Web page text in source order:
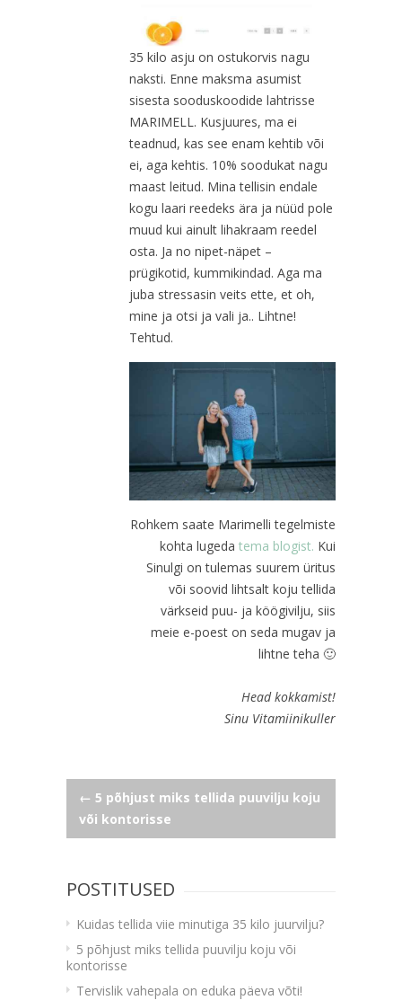
35 kilo asju on ostukorvis nagu
naksti. Enne maksma asumist
sisesta sooduskoodide lahtrisse
MARIMELL. Kusjuures, ma ei
teadnud, kas see enam kehtib või
ei, aga kehtis. 10% soodukat nagu
maast leitud. Mina tellisin endale
kogu laari reedeks ära ja nüüd pole
muud kui ainult lihakraam reedel
osta. Ja no nipet-näpet –
prügikotid, kummikindad. Aga ma
juba stressasin veits ette, et oh,
mine ja otsi ja vali ja.. Lihtne!
Tehtud.
Rohkem saate Marimelli tegelmiste
kohta lugeda tema blogist. Kui
Sinulgi on tulemas suurem üritus
või soovid lihtsalt koju tellida
värkseid puu- ja köögivilju, siis
meie e-poest on seda mugav ja
lihtne teha 🙂
Head kokkamist!
Sinu Vitamiinikuller
Navigeerimine
← 5 põhjust miks tellida puuvilju koju
või kontorisse
POSTITUSED
Kuidas tellida viie minutiga 35 kilo juurvilju?
5 põhjust miks tellida puuvilju koju või
kontorisse
Tervislik vahepala on eduka päeva võti!